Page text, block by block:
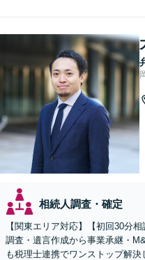
相続人調査・確定
【関東エリア対応】【初回30分
調査・遺言作成から事業承継・
も税理士連携でワンストップ解